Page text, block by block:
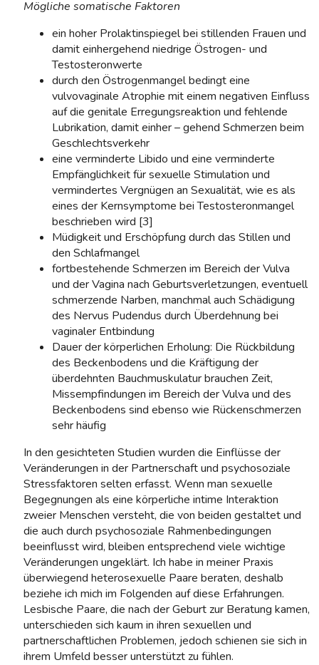
Mögliche somatische Faktoren
ein hoher Prolaktinspiegel bei stillenden Frauen und
damit einhergehend niedrige Östrogen- und
Testosteronwerte
durch den Östrogenmangel bedingt eine
vulvovaginale Atrophie mit einem negativen Einfluss
auf die genitale Erregungsreaktion und fehlende
Lubrikation, damit einher – gehend Schmerzen beim
Geschlechtsverkehr
eine verminderte Libido und eine verminderte
Empfänglichkeit für sexuelle Stimulation und
vermindertes Vergnügen an Sexualität, wie es als
eines der Kernsymptome bei Testosteronmangel
beschrieben wird [3]
Müdigkeit und Erschöpfung durch das Stillen und
den Schlafmangel
fortbestehende Schmerzen im Bereich der Vulva
und der Vagina nach Geburtsverletzungen, eventuell
schmerzende Narben, manchmal auch Schädigung
des Nervus Pudendus durch Überdehnung bei
vaginaler Entbindung
Dauer der körperlichen Erholung: Die Rückbildung
des Beckenbodens und die Kräftigung der
überdehnten Bauchmuskulatur brauchen Zeit,
Missempfindungen im Bereich der Vulva und des
Beckenbodens sind ebenso wie Rückenschmerzen
sehr häufig
In den gesichteten Studien wurden die Einflüsse der
Veränderungen in der Partnerschaft und psychosoziale
Stressfaktoren selten erfasst. Wenn man sexuelle
Begegnungen als eine körperliche intime Interaktion
zweier Menschen versteht, die von beiden gestaltet und
die auch durch psychosoziale Rahmenbedingungen
beeinflusst wird, bleiben entsprechend viele wichtige
Veränderungen ungeklärt. Ich habe in meiner Praxis
überwiegend heterosexuelle Paare beraten, deshalb
beziehe ich mich im Folgenden auf diese Erfahrungen.
Lesbische Paare, die nach der Geburt zur Beratung kamen,
unterschieden sich kaum in ihren sexuellen und
partnerschaftlichen Problemen, jedoch schienen sie sich in
ihrem Umfeld besser unterstützt zu fühlen.